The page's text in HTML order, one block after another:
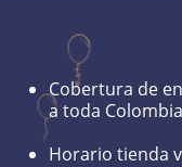
Cobertura de
a toda
Horario tienda